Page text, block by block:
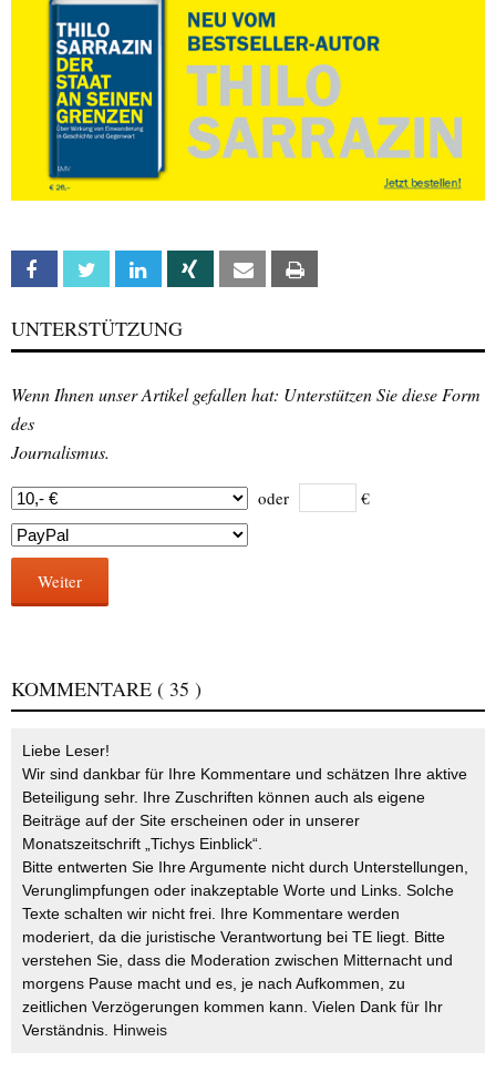
Facebook Twitter Linkedin Xing Email
UNTERSTÜTZUNG
Wenn Ihnen unser Artikel gefallen hat: Unterstützen Sie diese Form
des
Journalismus.
oder €
Weiter
KOMMENTARE ( 35 )
Liebe Leser!
Wir sind dankbar für Ihre Kommentare und schätzen Ihre aktive
Beteiligung sehr. Ihre Zuschriften können auch als eigene
Beiträge auf der Site erscheinen oder in unserer
Monatszeitschrift „Tichys Einblick“.
Bitte entwerten Sie Ihre Argumente nicht durch Unterstellungen,
Verunglimpfungen oder inakzeptable Worte und Links. Solche
Texte schalten wir nicht frei. Ihre Kommentare werden
moderiert, da die juristische Verantwortung bei TE liegt. Bitte
verstehen Sie, dass die Moderation zwischen Mitternacht und
morgens Pause macht und es, je nach Aufkommen, zu
zeitlichen Verzögerungen kommen kann. Vielen Dank für Ihr
Verständnis. Hinweis